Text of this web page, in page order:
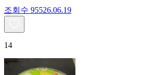
조회수 95526.06.19
14